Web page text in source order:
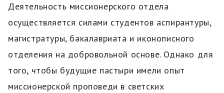
Деятельность миссионерского отдела
осуществляется силами студентов аспирантуры,
магистратуры, бакалавриата и иконописного
отделения на добровольной основе. Однако для
того, чтобы будущие пастыри имели опыт
миссионерской проповеди в светских